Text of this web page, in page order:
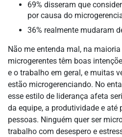
69% disseram que
por causa do
36% realmente mudaram
Não me entenda mal, na
microgerentes têm boas
e o trabalho em geral, e muitas
estão microgerenciando. No
esse estilo de liderança afeta
da equipe, a produtividade e até
pessoas. Ninguém quer ser
trabalho com desespero e